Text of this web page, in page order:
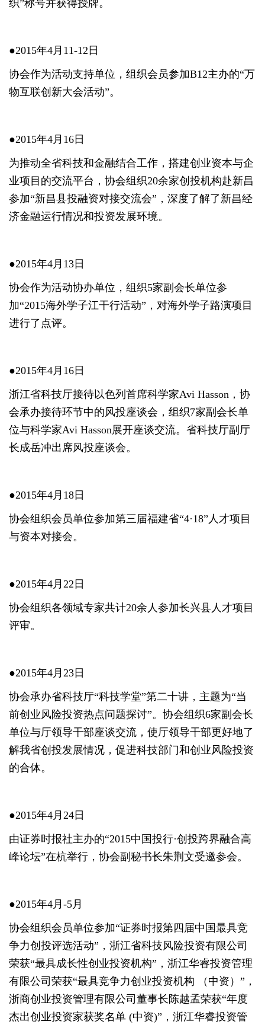
织”称号并获得授牌。
●2015年4月11-12日
协会作为活动支持单位，组织会员参加B12主办的“万
物互联创新大会活动”。
●2015年4月16日
为推动全省科技和金融结合工作，搭建创业资本与企
业项目的交流平台，协会组织20余家创投机构赴新昌
参加“新昌县投融资对接交流会”，深度了解了新昌经
济金融运行情况和投资发展环境。
●2015年4月13日
协会作为活动协办单位，组织5家副会长单位参
加“2015海外学子江干行活动”，对海外学子路演项目
进行了点评。
●2015年4月16日
浙江省科技厅接待以色列首席科学家Avi Hasson，协
会承办接待环节中的风投座谈会，组织7家副会长单
位与科学家Avi Hasson展开座谈交流。省科技厅副厅
长成岳冲出席风投座谈会。
●2015年4月18日
协会组织会员单位参加第三届福建省“4·18”人才项目
与资本对接会。
●2015年4月22日
协会组织各领域专家共计20余人参加长兴县人才项目
评审。
●2015年4月23日
协会承办省科技厅“科技学堂”第二十讲，主题为“当
前创业风险投资热点问题探讨”。协会组织6家副会长
单位与厅领导干部座谈交流，使厅领导干部更好地了
解我省创投发展情况，促进科技部门和创业风险投资
的合体。
●2015年4月24日
由证券时报社主办的“2015中国投行·创投跨界融合高
峰论坛”在杭举行，协会副秘书长朱荆文受邀参会。
●2015年4月-5月
协会组织会员单位参加“证券时报第四届中国最具竞
争力创投评选活动”，浙江省科技风险投资有限公司
荣获“最具成长性创业投资机构”，浙江华睿投资管理
有限公司荣获“最具竞争力创业投资机构 （中资）”，
浙商创业投资管理有限公司董事长陈越孟荣获“年度
杰出创业投资家获奖名单 (中资)”，浙江华睿投资管